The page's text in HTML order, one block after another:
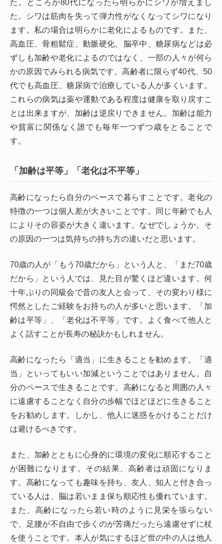
た。ところが80代になったら明らかにシワが増えまし
た。シワは筋肉を失って弾力性がなくなってシワになり
ます。私の場合は明らかに老化によるものです。また、
高血圧、骨粗鬆症、動脈硬化、脳卒中、糖尿病などは必
ずしも加齢や老化によるのではなく、一部の人々が何ら
かの原因でみられる病気です。高齢者に限らず40代、50
代でも高血圧、糖尿病で治療している人が多くいます。
これらの病気は薬や運動である程度は健康を取り戻すこ
とは出来ますが、加齢は逆戻りできません。加齢は能力
や貧富に関係なく誰でも毎年一つずつ歳をとることで
す。
「加齢は平等」「老化は不平等」
高齢になったら自分のペースで暮らすことです。老化の
特徴の一つは個人差が大きいことです。同じ年齢でも人
によりその容姿が大きく違います。なぜでしょうか。そ
の原因の一つは気持ちの持ち方の違いだと思います。
70歳の人が「もう70歳だから」という人と、「まだ70歳
だから」という人では、見た目が驚くほど違います。何
十年ぶりの同級会で昔の友人と会って、その変わり様に
愕然としたご経験をお持ちの人が多いと思います。「加
齢は平等」、「老化は不平等」です。よく食べて他人と
よく話すことが長寿の秘訣かもしれません。
高齢になったら「適当」に生きることを勧めます。「適
当」といってもいい加減ということではありません。自
分のペースで生きることです。高齢になると周囲の人々
に遠慮することなく自分の歩幅でほどほどに生きること
をお勧めします。しかし、他人に迷惑をかけることだけ
は避けるべきです。
また、加齢とともに心身的に環境の変化に順応すること
が困難になります。その結果、高齢者は頑固になりま
す。高齢になっても趣味を持ち、友人、知人と付き合っ
ている人は、脳は若いまま保ち順応性も優れています。
また、高齢になったら若い時のように見栄を張らない
で、足腰が不自由で歩くのが苦痛だったら遠慮せずに杖
を使うことです。本人が気にするほど世の中の人は他人